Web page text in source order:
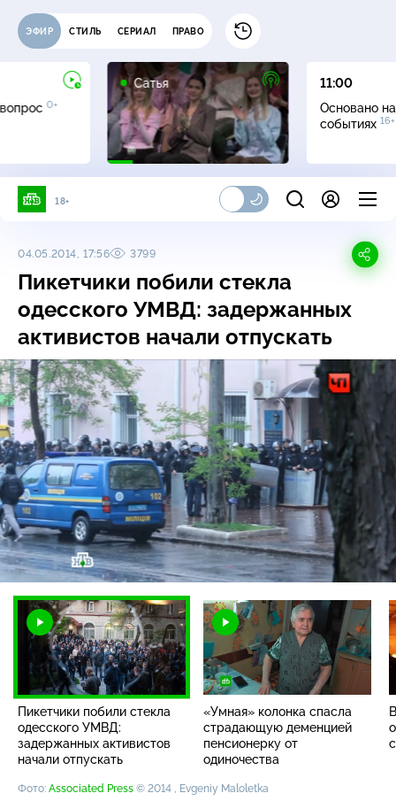
ЭФИР СТИЛЬ СЕРИАЛ ПРАВО
0+
Сатья
16+
11:00
Основано
событиях 16+
18+
04.05.2014, 17:56 3799
Пикетчики побили стекла
одесского УМВД: задержанных
активистов начали отпускать
/
Загрузка:
93.96%
Пикетчики побили стекла
одесского УМВД:
задержанных активистов
начали отпускать
«Умная» колонка спасла
страдающую деменцией
пенсионерку от
одиночества
Фото: Associated Press © 2014 , Evgeniy Maloletka